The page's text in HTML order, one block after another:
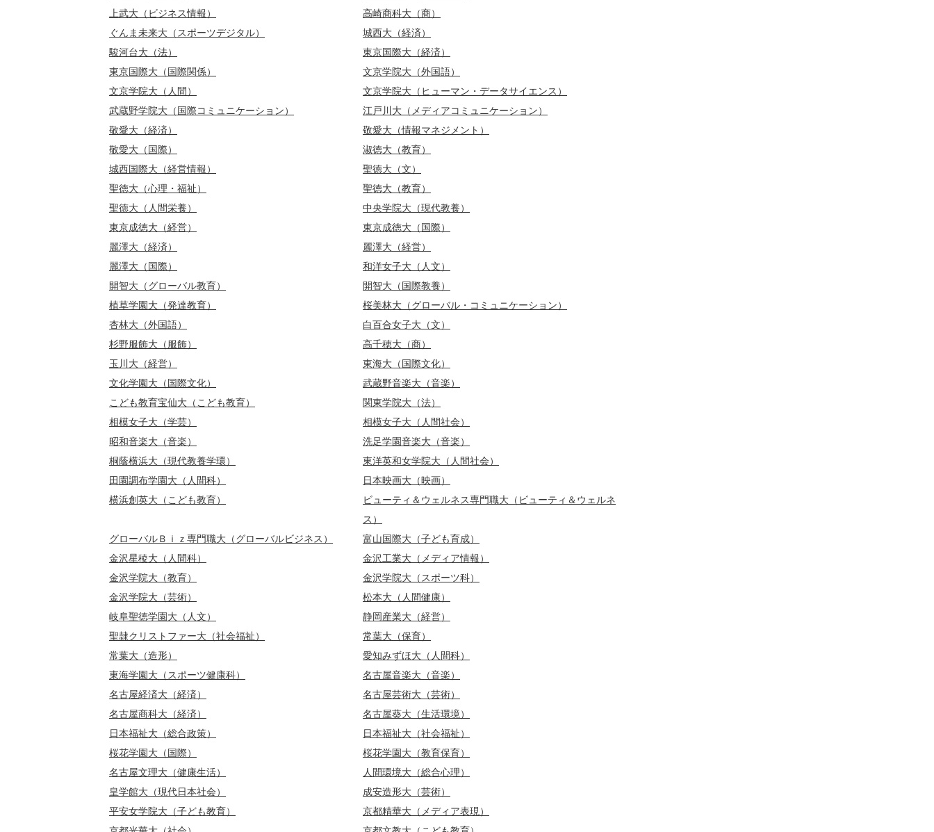
上武大（ビジネス情報）
高崎商科大（商）
ぐんま未来大（スポーツデジタル）
城西大（経済）
駿河台大（法）
東京国際大（経済）
東京国際大（国際関係）
文京学院大（外国語）
文京学院大（人間）
文京学院大（ヒューマン・データサイエンス）
武蔵野学院大（国際コミュニケーション）
江戸川大（メディアコミュニケーション）
敬愛大（経済）
敬愛大（情報マネジメント）
敬愛大（国際）
淑徳大（教育）
城西国際大（経営情報）
聖徳大（文）
聖徳大（心理・福祉）
聖徳大（教育）
聖徳大（人間栄養）
中央学院大（現代教養）
東京成徳大（経営）
東京成徳大（国際）
麗澤大（経済）
麗澤大（経営）
麗澤大（国際）
和洋女子大（人文）
開智大（グローバル教育）
開智大（国際教養）
植草学園大（発達教育）
桜美林大（グローバル・コミュニケーション）
杏林大（外国語）
白百合女子大（文）
杉野服飾大（服飾）
高千穂大（商）
玉川大（経営）
東海大（国際文化）
文化学園大（国際文化）
武蔵野音楽大（音楽）
こども教育宝仙大（こども教育）
関東学院大（法）
相模女子大（学芸）
相模女子大（人間社会）
昭和音楽大（音楽）
洗足学園音楽大（音楽）
桐蔭横浜大（現代教養学環）
東洋英和女学院大（人間社会）
田園調布学園大（人間科）
日本映画大（映画）
横浜創英大（こども教育）
ビューティ＆ウェルネス専門職大（ビューティ＆ウェルネ
ス）
グローバルＢｉｚ専門職大（グローバルビジネス）
富山国際大（子ども育成）
金沢星稜大（人間科）
金沢工業大（メディア情報）
金沢学院大（教育）
金沢学院大（スポーツ科）
金沢学院大（芸術）
松本大（人間健康）
岐阜聖徳学園大（人文）
静岡産業大（経営）
聖隷クリストファー大（社会福祉）
常葉大（保育）
常葉大（造形）
愛知みずほ大（人間科）
東海学園大（スポーツ健康科）
名古屋音楽大（音楽）
名古屋経済大（経済）
名古屋芸術大（芸術）
名古屋商科大（経済）
名古屋葵大（生活環境）
日本福祉大（総合政策）
日本福祉大（社会福祉）
桜花学園大（国際）
桜花学園大（教育保育）
名古屋文理大（健康生活）
人間環境大（総合心理）
皇学館大（現代日本社会）
成安造形大（芸術）
平安女学院大（子ども教育）
京都精華大（メディア表現）